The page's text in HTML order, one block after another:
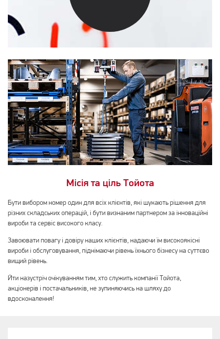
Місія та ціль Тойота
Бути вибором номер один для всіх клієнтів, які шукають рішення для
різних складських операцій, і бути визнаним партнером за інноваційні
вироби та сервіс високого класу.
Завоювати повагу і довіру наших клієнтів, надаючи їм високоякісні
вироби і обслуговування, піднімаючи рівень їхнього бізнесу на суттєво
вищий рівень.
Йти назустріч очікуванням тим, хто служить компанії Тойота,
акціонерів і постачальників, не зупиняючись на шляху до
вдосконалення!